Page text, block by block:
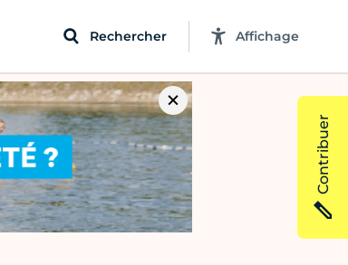
Rechercher Affichage
Contribuer